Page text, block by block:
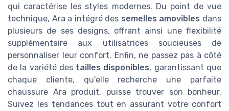
qui caractérise les styles modernes. Du point de vue
technique, Ara a intégré des semelles amovibles dans
plusieurs de ses designs, offrant ainsi une flexibilité
supplémentaire aux utilisatrices soucieuses de
personnaliser leur confort. Enfin, ne passez pas à côté
de la variété des tailles disponibles, garantissant que
chaque cliente, qu'elle recherche une parfaite
chaussure Ara produit, puisse trouver son bonheur.
Suivez les tendances tout en assurant votre confort